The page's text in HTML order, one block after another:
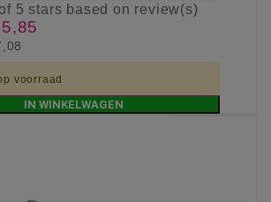
5 stars based on review(s)
voorraad
IN WINKELWAGEN